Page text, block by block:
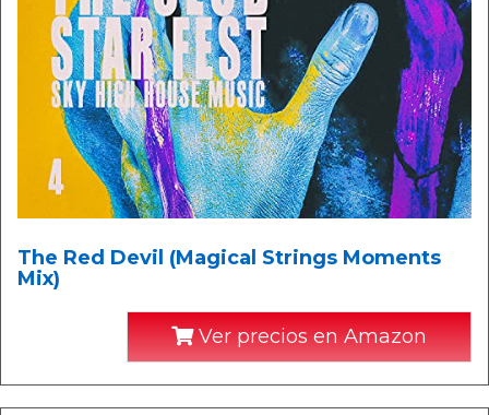
The Red Devil (Magical Strings Moments
Mix)
Ver precios en Amazon